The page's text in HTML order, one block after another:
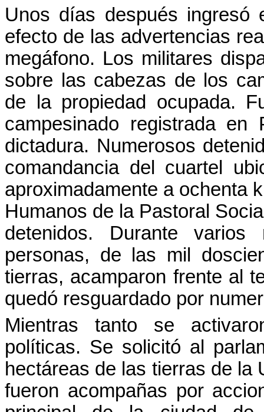
Unos días después ingresó
efecto de las advertencias
megáfono. Los militares
sobre las cabezas de los
de la propiedad ocupada.
campesinado registrada
dictadura. Numerosos
comandancia del cuartel
aproximadamente a ochenta
Humanos de la Pastoral
detenidos. Durante varios
personas, de las mil
tierras, acamparon frente al
quedó resguardado por
Mientras tanto se
políticas. Se solicitó al
hectáreas de las tierras de la
fueron acompañas por